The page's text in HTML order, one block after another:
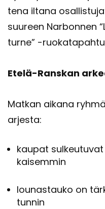
te­na il­ta­na
suu­reen Nar­bon­nen
tur­ne” -​
Etelä-​Ranskan
Mat­kan ai­ka­na
ar­jes­ta:
kau­pat
kai­sem­min
lou­nas­tau­ko on
tun­nin